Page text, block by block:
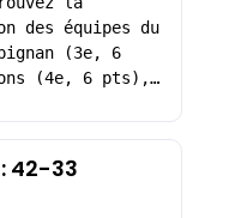
des équipes du
(3e, 6
(4e, 6 pts),…
42-33